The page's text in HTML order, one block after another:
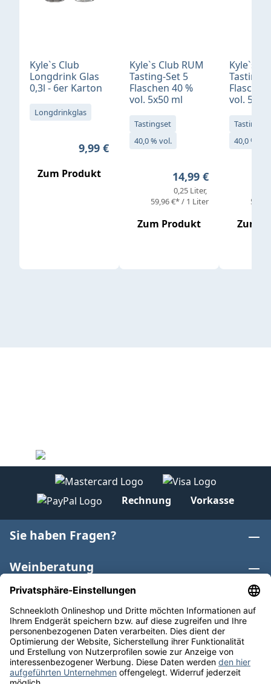
Kyle`s Club
Longdrink Glas
0,3l - 6er Karton
Longdrinkglas
Regulärer Preis:
9,99 €
Zum Produkt
Kyle`s Club RUM
Tasting-Set 5
Flaschen 40 %
vol. 5x50 ml
Tastingset
40,0 % vol.
Regulärer Preis:
14,99 €
0,25 Liter
59,96 €* / 1 Liter
Zum Produkt
Kyle`s
Tasting-
vol.
Tastingset
40,0 % vol.
Zum
Rechnung Vorkasse
Sie haben Fragen?
Weinberatung
Informationen
Weinkategorien
Internationaler Wein